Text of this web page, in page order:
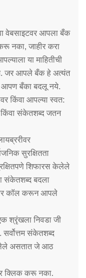
वेबसाइटवर आपला बँक
नका, जाहीर करा
या माहितीची
जर आपले बँक हे अत्यंत
आपण बँका बदलू नये.
किंवा आपल्या स्वत:
संकेतशब्द जतन
सुरक्षितता
शिफारस केलेले
संकेतशब्द बदला
कॉल करून आपले
श्रृंखला निवडा जी
संकेतशब्द
असतात जे आठ
क्लिक करू नका.